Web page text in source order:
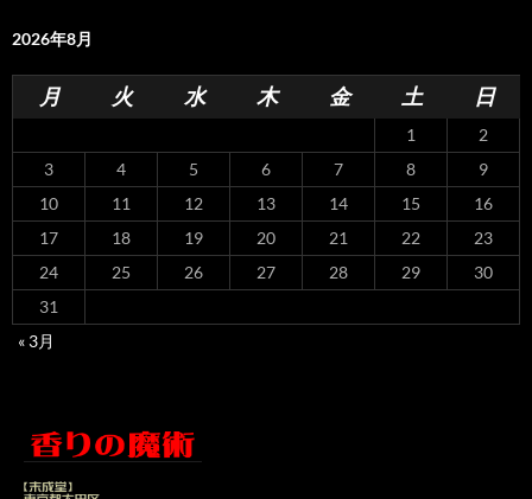
2026年8月
月 火 水 木 金 土 日
1
2
3
4 5 6 7 8
9
10
11 12 13 14 15
16
17
18 19 20 21 22
23
24
25 26 27 28 29
30
31
« 3月